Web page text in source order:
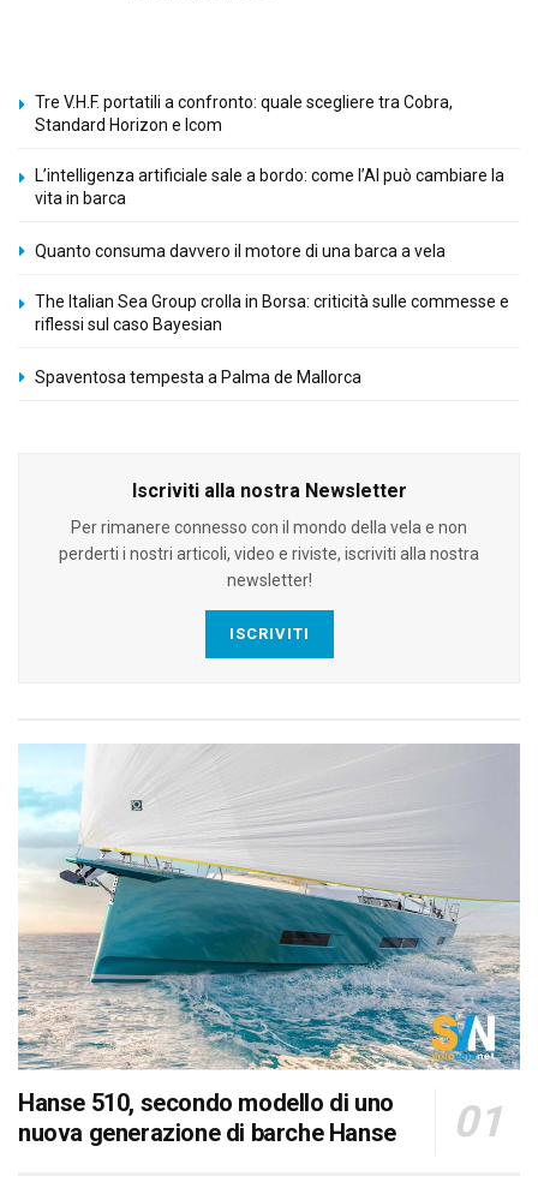
Tre V.H.F. portatili a confronto: quale scegliere tra Cobra,
Standard Horizon e Icom
L’intelligenza artificiale sale a bordo: come l’AI può cambiare la
vita in barca
Quanto consuma davvero il motore di una barca a vela
The Italian Sea Group crolla in Borsa: criticità sulle commesse e
riflessi sul caso Bayesian
Spaventosa tempesta a Palma de Mallorca
Iscriviti alla nostra Newsletter
Per rimanere connesso con il mondo della vela e non
perderti i nostri articoli, video e riviste, iscriviti alla nostra
newsletter!
ISCRIVITI
Hanse 510, secondo modello di uno
nuova generazione di barche Hanse